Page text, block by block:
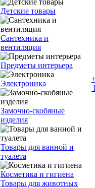
Детские товары
Сантехника и
вентиляция
Предметы интерьера
Электроника
Замочно-скобяные
изделия
Товары для ванной и
туалета
Косметика и гигиена
Товары для животных